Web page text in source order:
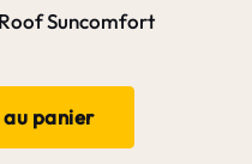
Suncomfort
panier